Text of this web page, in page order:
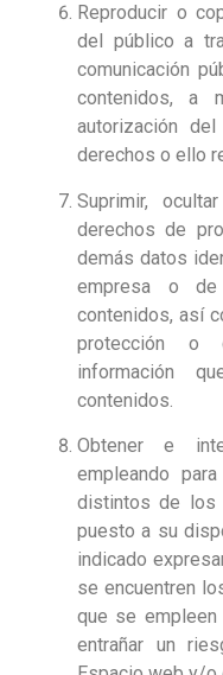
Reproducir o
del público a
comunicación
contenidos, a
autorización
derechos o ello
Suprimir,
derechos de
demás datos
empresa o
contenidos, así
protección o
información
contenidos.
Obtener e
empleando
distintos de los
puesto a su
indicado
se encuentren
que se empleen
entrañar un